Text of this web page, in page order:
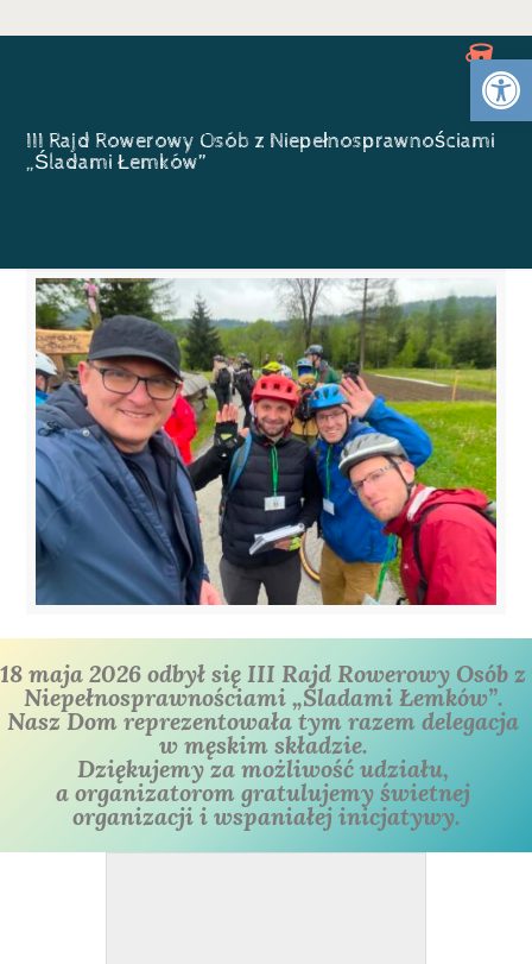
III Rajd Rowerowy Osób z Niepełnosprawnościami
„Śladami Łemków”
18 maja 2026 odbył się III Rajd Rowerowy Osób z
Niepełnosprawnościami „Śladami Łemków”.
Nasz Dom reprezentowała tym razem delegacja
w męskim składzie.
Dziękujemy za możliwość udziału,
a organizatorom gratulujemy świetnej
organizacji i wspaniałej inicjatywy.